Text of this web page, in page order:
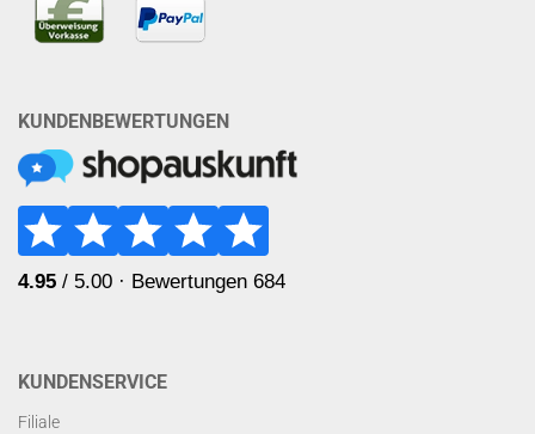
KUNDENBEWERTUNGEN
KUNDENSERVICE
Filiale